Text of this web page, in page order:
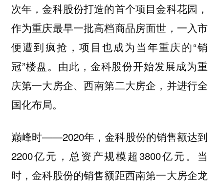
次年，金科股份打造的首个项目金科花园，
作为重庆最早一批高档商品房面世，一入市
便遭到疯抢，项目也成为当年重庆的“销
冠”楼盘。由此，金科股份开始发展成为重
庆第一大房企、西南第二大房企，并进行全
国化布局。
巅峰时——2020年，金科股份的销售额达到
2200亿元，总资产规模超3800亿元。当
时，金科股份的销售额距西南第一大房企龙